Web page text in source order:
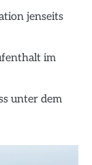
jenseits
im
unter dem